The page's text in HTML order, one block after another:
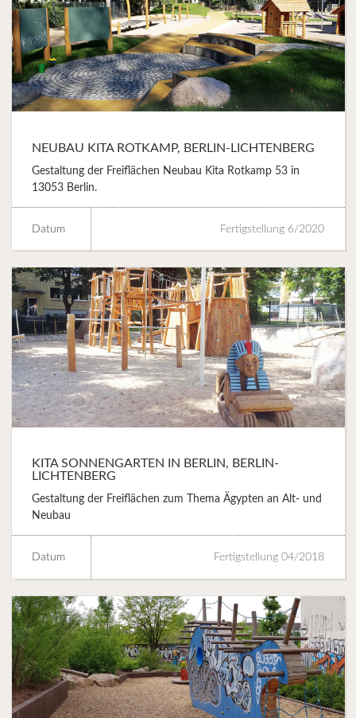
NEUBAU KITA ROTKAMP, BERLIN-LICHTENBERG
Gestaltung der Freiflächen Neubau Kita Rotkamp 53 in
13053 Berlin.
Datum Fertigstellung 6/2020
KITA SONNENGARTEN IN BERLIN, BERLIN-
LICHTENBERG
Gestaltung der Freiflächen zum Thema Ägypten an Alt- und
Neubau
Datum Fertigstellung 04/2018